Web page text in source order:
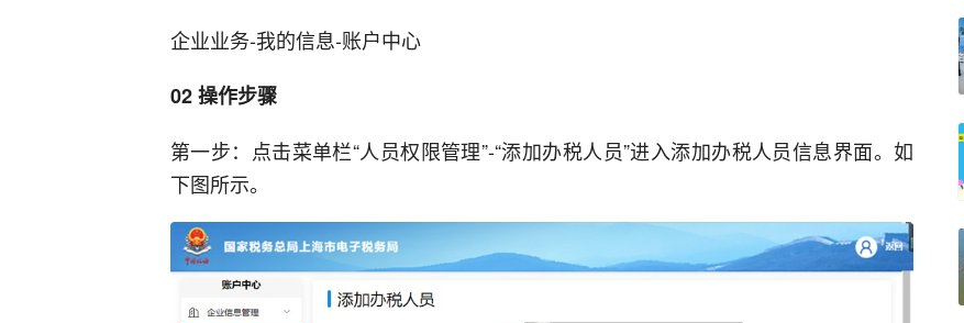
企业业务-我的信息-账户中心
02 操作步骤
第一步：点击菜单栏“人员权限管理”-“添加办税人员”进入添加办税人员信息界面。如
下图所示。